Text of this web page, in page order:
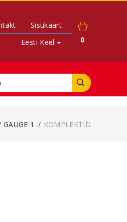
Sisukaart
Eesti Keel
0
GAUGE 1 KOMPLEKTID